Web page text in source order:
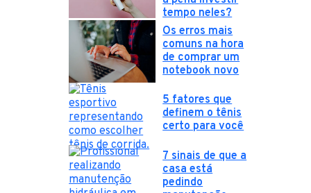
tempo neles?
Os erros mais
comuns na hora
de comprar um
notebook novo
5 fatores que
definem o tênis
certo para você
7 sinais de que a
casa está
pedindo